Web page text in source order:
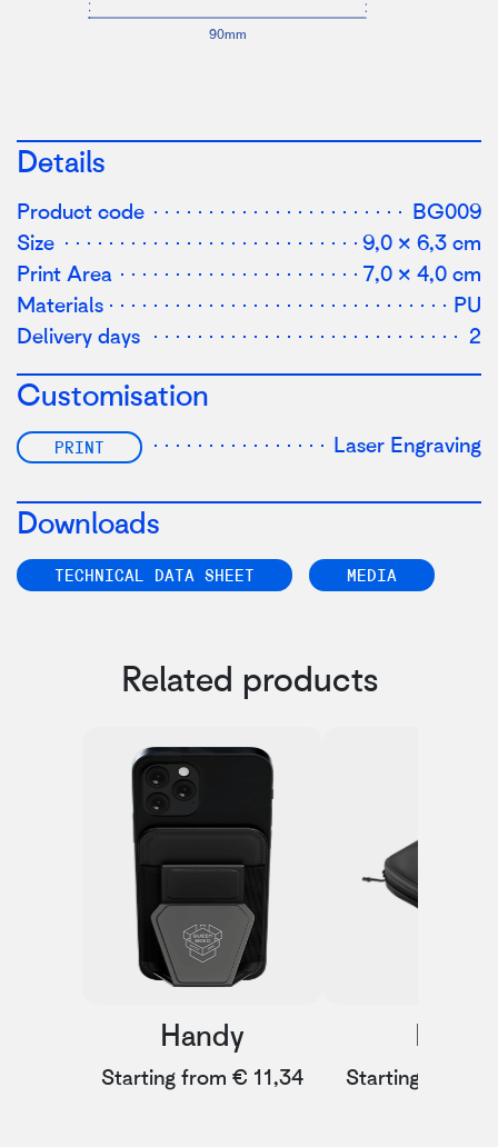
90mm
Details
Product code
BG009
Size
9,0 × 6,3 cm
Print Area
7,0 × 4,0 cm
Materials
PU
Delivery days
2
Customisation
PRINT Laser Engraving
Downloads
TECHNICAL DATA SHEET MEDIA
Related products
Handy
Starting from € 11,34
Dew
Starting from €